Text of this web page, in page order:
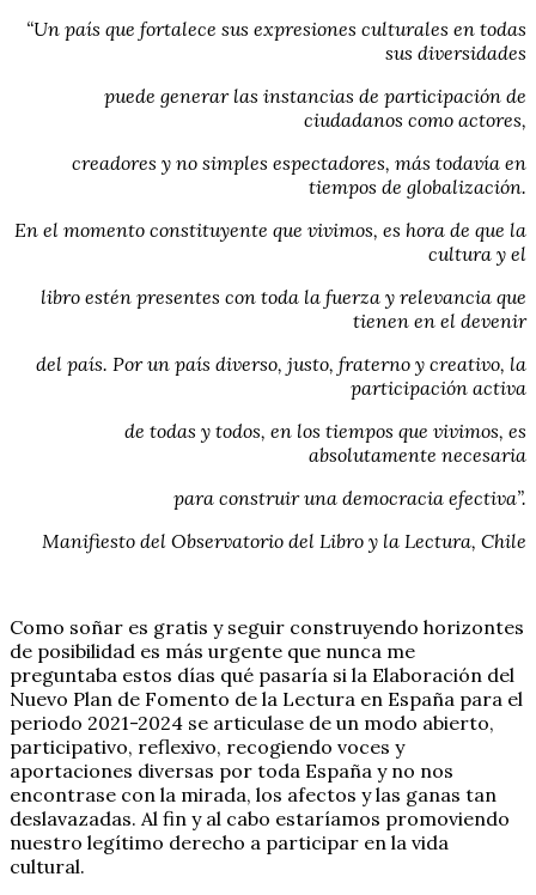
“Un país que fortalece sus expresiones culturales en todas
sus diversidades
puede generar las instancias de participación de
ciudadanos como actores,
creadores y no simples espectadores, más todavía en
tiempos de globalización.
En el momento constituyente que vivimos, es hora de que la
cultura y el
libro estén presentes con toda la fuerza y relevancia que
tienen en el devenir
del país. Por un país diverso, justo, fraterno y creativo, la
participación activa
de todas y todos, en los tiempos que vivimos, es
absolutamente necesaria
para construir una democracia efectiva”.
Manifiesto del Observatorio del Libro y la Lectura, Chile
Como soñar es gratis y seguir construyendo horizontes
de posibilidad es más urgente que nunca me
preguntaba estos días qué pasaría si la Elaboración del
Nuevo Plan de Fomento de la Lectura en España para el
periodo 2021-2024 se articulase de un modo abierto,
participativo, reflexivo, recogiendo voces y
aportaciones diversas por toda España y no nos
encontrase con la mirada, los afectos y las ganas tan
deslavazadas. Al fin y al cabo estaríamos promoviendo
nuestro legítimo derecho a participar en la vida
cultural.